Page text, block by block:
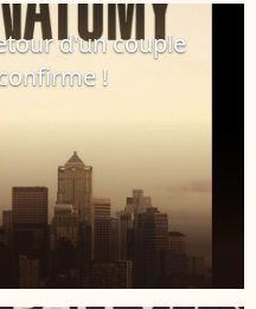
d'un couple
!